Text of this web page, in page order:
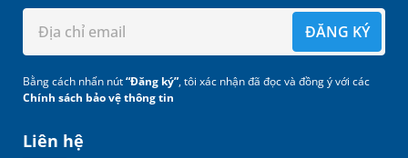
Liên hệ
ĐĂNG KÝ
Bằng cách nhấn nút“Đăng ký”, tôi xác nhận đã đọc và đồng ý với các
Chính sách bảo vệ thông tin